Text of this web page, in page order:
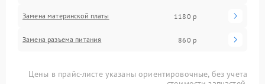
Замена материнской платы 1180 р
Замена разъема питания 860 р
Цены в прайс-листе указаны ориентировочные, без учета